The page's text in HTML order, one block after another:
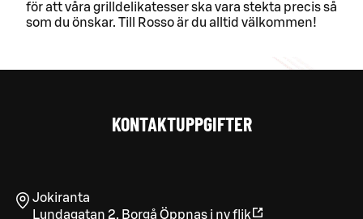
för att våra grilldelikatesser ska vara stekta precis så
som du önskar. Till Rosso är du alltid välkommen!
KONTAKTUPPGIFTER
Jokiranta
Lundagatan 2, Borgå Öppnas i ny flik